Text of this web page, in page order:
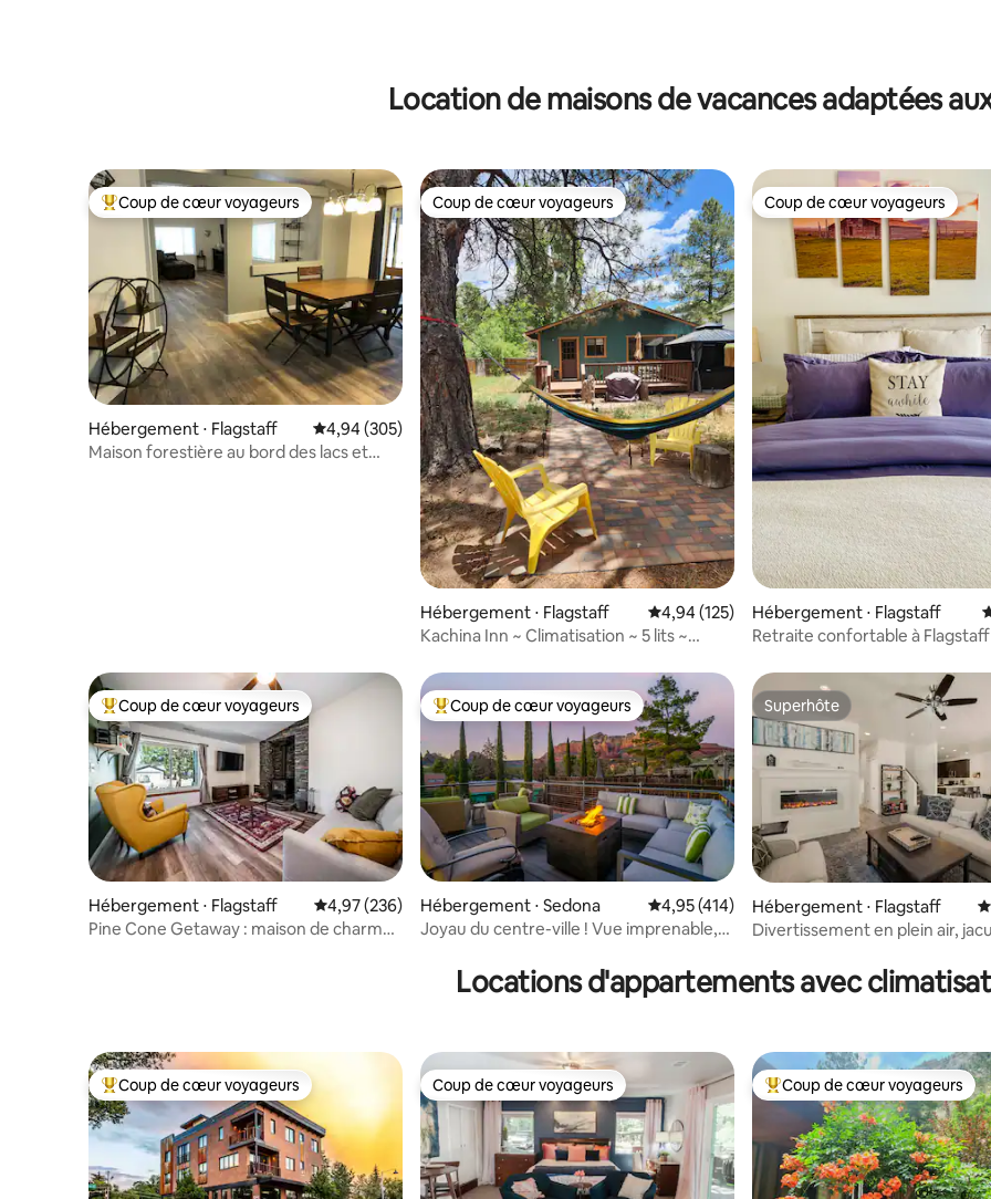
Location de maisons de vacances adaptées
Coups de cœur voyageurs les plus appréciés
Coup de cœur voyageurs
Hébergement ⋅ Flagstaff Évaluation moyenne sur la base de 305 commentaires : 4,94 sur 5
4,94 (305)
Maison forestière au bord des lacs et
Coup de cœur voyageurs
Coup de cœur voyageurs
Hébergement ⋅ Flagstaff Évaluation moyenne sur la base de 125
4,94 (125)
Kachina Inn ~ Climatisation ~ 5 lits ~
Coup de cœur voyageurs
Coup de cœur voyageurs
Hébergement ⋅ Flagstaff
Retraite confortable à Flagstaff
Coups de cœur voyageurs les plus appréciés
Coup de cœur voyageurs
Hébergement ⋅ Flagstaff Évaluation moyenne sur la base de 236 commentaires : 4,97 sur 5
4,97 (236)
Pine Cone Getaway : maison de charme
Coups de cœur voyageurs les plus appréciés
Coup de cœur voyageurs
Hébergement ⋅ Sedona Évaluation moyenne sur la base de 414
4,95 (414)
Joyau du centre-ville ! Vue imprenable,
Superhôte
Superhôte
Hébergement ⋅ Flagstaff
Divertissement en plein air,
Locations d'appartements avec
Coups de cœur voyageurs les plus appréciés
Coup de cœur voyageurs Coup de cœur voyageurs
Coup de cœur voyageurs Coups de cœur voyageurs les
Coup de cœur voyageurs